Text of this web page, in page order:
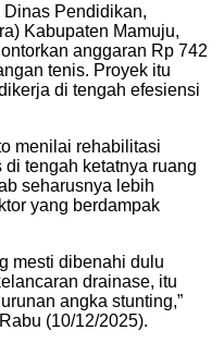
Dinas Pendidikan,
Kabupaten Mamuju,
anggaran Rp 742
tenis. Proyek itu
di tengah efesiensi
menilai rehabilitasi
tengah ketatnya ruang
seharusnya lebih
yang berdampak
mesti dibenahi dulu
drainase, itu
angka stunting,”
(10/12/2025).